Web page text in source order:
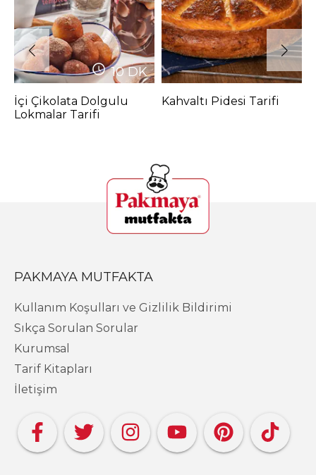
10DK
İçi Çikolata Dolgulu
Lokmalar Tarifi
Kahvaltı Pidesi Tarifi
PAKMAYA MUTFAKTA
Kullanım Koşulları ve Gizlilik Bildirimi
Sıkça Sorulan Sorular
Kurumsal
Tarif Kitapları
İletişim